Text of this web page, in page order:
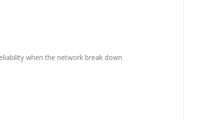
when the network break down